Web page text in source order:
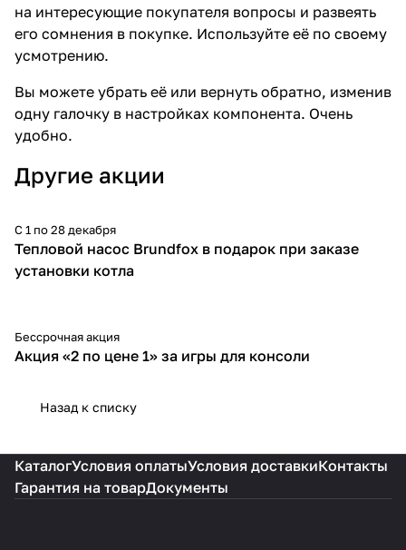
на интересующие покупателя вопросы и развеять
его сомнения в покупке. Используйте её по своему
усмотрению.
Вы можете убрать её или вернуть обратно, изменив
одну галочку в настройках компонента. Очень
удобно.
Другие акции
С 1 по 28 декабря
Тепловой насос Brundfox в подарок при заказе
установки котла
-100%
Бессрочная акция
Акция «2 по цене 1» за игры для консоли
Назад к списку
КаталогУсловия оплатыУсловия доставкиКонтакты
Гарантия на товарДокументы